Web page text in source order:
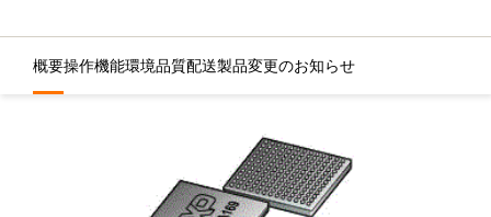
概要操作機能環境品質配送製品変更のお知らせ